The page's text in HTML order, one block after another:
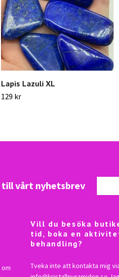
Lapis Lazuli XL
129 kr
till vårt nyhetsbrev
Vill du besöka
tid, boka en
behandling?
Tveka inte att kontakta mig